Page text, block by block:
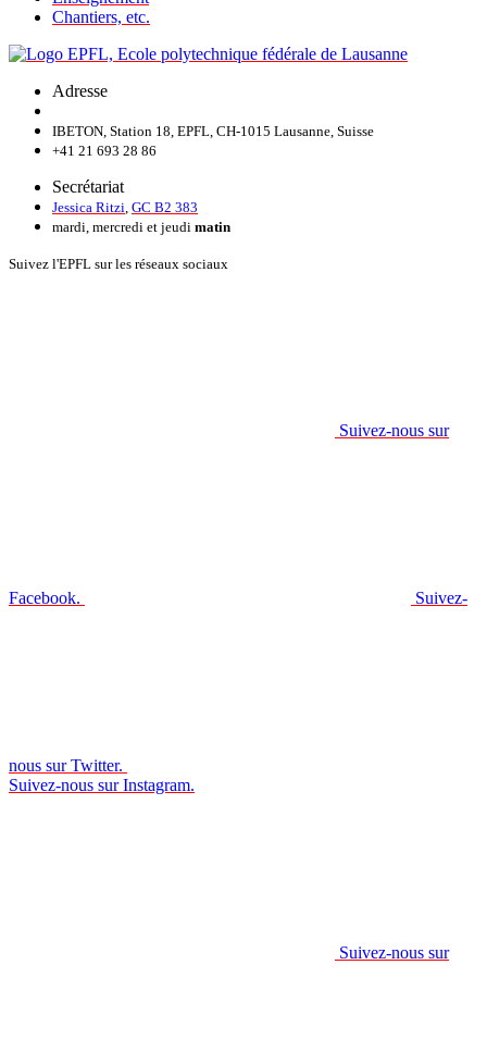
Chantiers, etc.
Adresse
IBETON, Station 18, EPFL, CH-1015 Lausanne, Suisse
+41 21 693 28 86
Secrétariat
Jessica Ritzi GC B2 383
mardi, mercredi et jeudi matin
Suivez l'EPFL sur les réseaux sociaux
Suivez-nous sur
Facebook. Suivez-
nous sur Twitter.
Suivez-nous sur Instagram.
Suivez-nous sur